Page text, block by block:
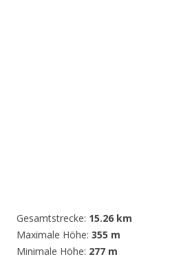
Gesamtstrecke: 15.26 km
Maximale Höhe: 355 m
Minimale Höhe: 277 m